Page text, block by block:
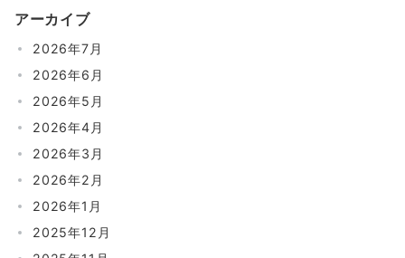
アーカイブ
2026年7月
2026年6月
2026年5月
2026年4月
2026年3月
2026年2月
2026年1月
2025年12月